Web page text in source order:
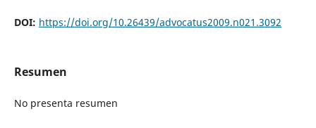
DOI: https://doi.org/10.26439/advocatus2009.n021.3092
Resumen
No presenta resumen